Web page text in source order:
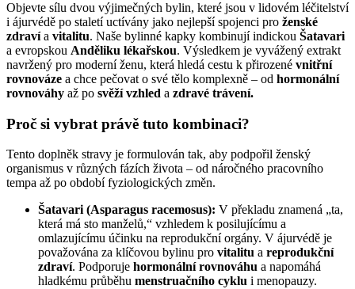
Objevte sílu dvou výjimečných bylin, které jsou v lidovém léčitelství
i ájurvédě po staletí uctívány jako nejlepší spojenci pro ženské
zdravía vitalitu. Naše bylinné kapky kombinují indickou Šatavari
a evropskou Anděliku lékařskou. Výsledkem je vyvážený extrakt
navržený pro moderní ženu, která hledá cestu k přirozené vnitřní
rovnováze a chce pečovat o své tělo komplexně – od hormonální
rovnováhy až po svěží vzhled a zdravé trávení.
Proč si vybrat právě tuto kombinaci?
Tento doplněk stravy je formulován tak, aby podpořil ženský
organismus v různých fázích života – od náročného pracovního
tempa až po období fyziologických změn.
Šatavari (Asparagus racemosus): V překladu znamená „ta,
která má sto manželů,“ vzhledem k posilujícímu a
omlazujícímu účinku na reprodukční orgány. V ájurvédě je
považována za klíčovou bylinu pro vitalitu a reprodukční
zdraví. Podporuje hormonální rovnováhu a napomáhá
hladkému průběhu menstruačního cyklu i menopauzy.